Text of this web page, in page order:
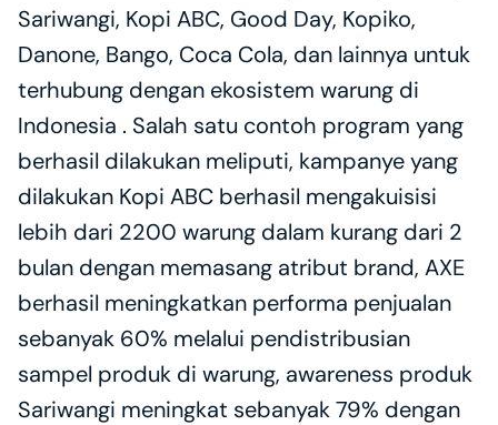
Sariwangi, Kopi ABC, Good Day, Kopiko,
Danone, Bango, Coca Cola, dan lainnya untuk
terhubung dengan ekosistem warung di
Indonesia . Salah satu contoh program yang
berhasil dilakukan meliputi, kampanye yang
dilakukan Kopi ABC berhasil mengakuisisi
lebih dari 2200 warung dalam kurang dari 2
bulan dengan memasang atribut brand, AXE
berhasil meningkatkan performa penjualan
sebanyak 60% melalui pendistribusian
sampel produk di warung, awareness produk
Sariwangi meningkat sebanyak 79% dengan